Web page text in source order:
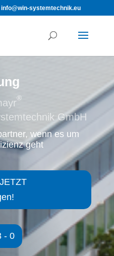
info@win-systemtechnik.eu
®
GmbH
wenn es um
geht
- 0